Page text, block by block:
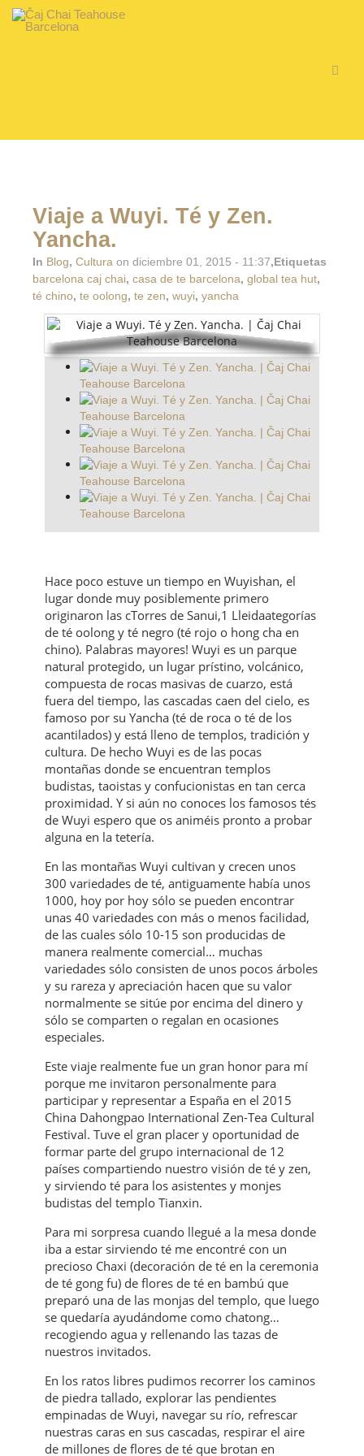
Viaje a Wuyi. Té y Zen.
Yancha.
In Blog, Cultura on diciembre 01, 2015 - 11:37,Etiquetas
barcelona caj chai, casa de te barcelona, global tea hut,
té chino, te oolong, te zen, wuyi, yancha
Hace poco estuve un tiempo en Wuyishan, el
lugar donde muy posiblemente primero
originaron las cTorres de Sanui,1 Lleidaategorías
de té oolong y té negro (té rojo o hong cha en
chino). Palabras mayores! Wuyi es un parque
natural protegido, un lugar prístino, volcánico,
compuesta de rocas masivas de cuarzo, está
fuera del tiempo, las cascadas caen del cielo, es
famoso por su Yancha (té de roca o té de los
acantilados) y está lleno de templos, tradición y
cultura. De hecho Wuyi es de las pocas
montañas donde se encuentran templos
budistas, taoistas y confucionistas en tan cerca
proximidad. Y si aún no conoces los famosos tés
de Wuyi espero que os animéis pronto a probar
alguna en la tetería.
En las montañas Wuyi cultivan y crecen unos
300 variedades de té, antiguamente había unos
1000, hoy por hoy sólo se pueden encontrar
unas 40 variedades con más o menos facilidad,
de las cuales sólo 10-15 son producidas de
manera realmente comercial… muchas
variedades sólo consisten de unos pocos árboles
y su rareza y apreciación hacen que su valor
normalmente se sitúe por encima del dinero y
sólo se comparten o regalan en ocasiones
especiales.
Este viaje realmente fue un gran honor para mí
porque me invitaron personalmente para
participar y representar a España en el 2015
China Dahongpao International Zen-Tea Cultural
Festival. Tuve el gran placer y oportunidad de
formar parte del grupo internacional de 12
países compartiendo nuestro visión de té y zen,
y sirviendo té para los asistentes y monjes
budistas del templo Tianxin.
Para mi sorpresa cuando llegué a la mesa donde
iba a estar sirviendo té me encontré con un
precioso Chaxi (decoración de té en la ceremonia
de té gong fu) de flores de té en bambú que
preparó una de las monjas del templo, que luego
se quedaría ayudándome como chatong…
recogiendo agua y rellenando las tazas de
nuestros invitados.
En los ratos libres pudimos recorrer los caminos
de piedra tallado, explorar las pendientes
empinadas de Wuyi, navegar su río, refrescar
nuestras caras en sus cascadas, respirar el aire
de millones de flores de té que brotan en